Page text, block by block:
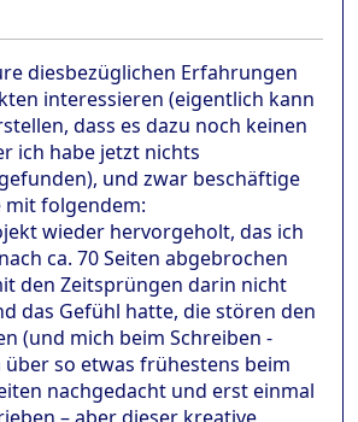
diesbezüglichen Erfahrungen
interessieren (eigentlich kann
dass es dazu noch keinen
ich habe jetzt nichts
und zwar beschäftige
mit folgendem:
wieder hervorgeholt, das ich
ca. 70 Seiten abgebrochen
den Zeitsprüngen darin nicht
das Gefühl hatte, die stören den
(und mich beim Schreiben -
so etwas frühestens beim
nachgedacht und erst einmal